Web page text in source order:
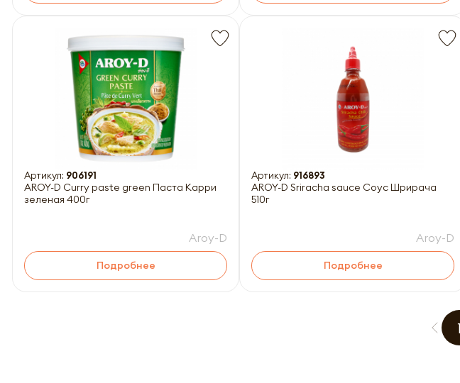
Артикул: 906191
AROY-D Curry paste green Паста Карри
зеленая 400г
Aroy-D
Подробнее
Артикул: 916893
AROY-D Sriracha sauce Соус Шрирача
510г
Aroy-D
Подробнее
1